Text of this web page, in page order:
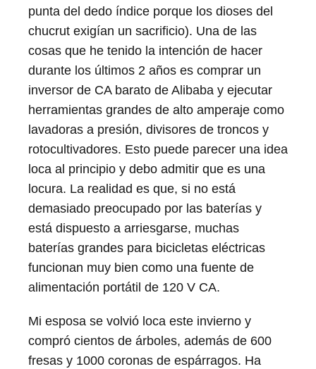
punta del dedo índice porque los dioses del
chucrut exigían un sacrificio). Una de las
cosas que he tenido la intención de hacer
durante los últimos 2 años es comprar un
inversor de CA barato de Alibaba y ejecutar
herramientas grandes de alto amperaje como
lavadoras a presión, divisores de troncos y
rotocultivadores. Esto puede parecer una idea
loca al principio y debo admitir que es una
locura. La realidad es que, si no está
demasiado preocupado por las baterías y
está dispuesto a arriesgarse, muchas
baterías grandes para bicicletas eléctricas
funcionan muy bien como una fuente de
alimentación portátil de 120 V CA.
Mi esposa se volvió loca este invierno y
compró cientos de árboles, además de 600
fresas y 1000 coronas de espárragos. Ha